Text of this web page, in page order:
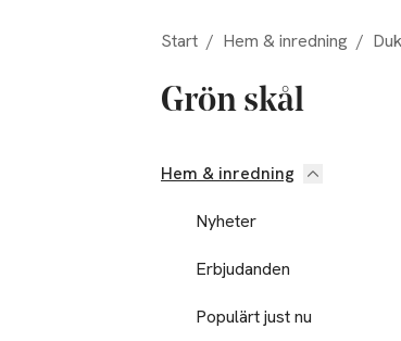
Start / Hem & inredning /
Grön skål
Hoppa till produktsidan
Hem & inredning
Nyheter
Erbjudanden
Populärt just nu